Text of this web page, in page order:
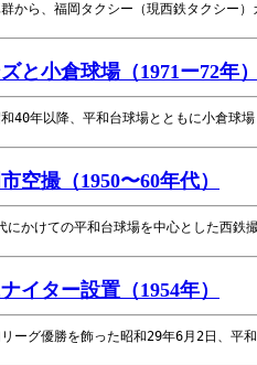
から、福岡タクシー（現西鉄タクシー
と小倉球場（1971ー72年
40年以降、平和台球場とともに小倉球
空撮（1950〜60年代）
にかけての平和台球場を中心とした西鉄
イター設置（1954年）
ーグ優勝を飾った昭和29年6月2日、平